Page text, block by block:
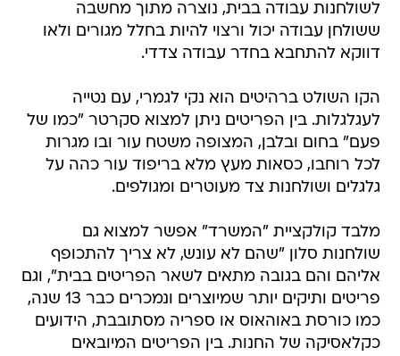
לשולחנות עבודה בבית, נוצרה מתוך מחשבה
ששולחן עבודה יכול ורצוי להיות בחלל מגורים ולאו
דווקא להתחבא בחדר עבודה צדדי.
הקו השולט ברהיטים הוא נקי לגמרי, עם נטייה
לעגלגלות. בין הפריטים ניתן למצוא סקרטר "כמו של
פעם" בחום ובלבן, המצופה משטח עור ובו מגרות
לכל רוחבו, כסאות מעץ מלא בריפוד עור כהה על
גלגלים ושולחנות צד מעוטרים ומגולפים.
מלבד קולקציית "המשרד" אפשר למצוא גם
שולחנות סלון "שהם לא עונש, לא צריך להתכופף
אליהם והם בגובה מתאים לשאר הפריטים בבית", וגם
פריטים ותיקים יותר שמיוצרים ונמכרים כבר 13 שנה,
כמו כורסת באוהאוס או ספריה מסתובבת, הידועים
כקלאסיקה של החנות. בין הפריטים המיובאים